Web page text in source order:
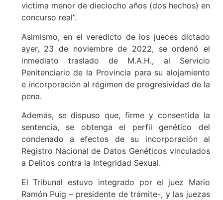
victima menor de dieciocho años (dos hechos) en
concurso real”.
Asimismo, en el veredicto de los jueces dictado
ayer, 23 de noviembre de 2022, se ordenó el
inmediato traslado de M.A.H., al Servicio
Penitenciario de la Provincia para su alojamiento
e incorporación al régimen de progresividad de la
pena.
Además, se dispuso que, firme y consentida la
sentencia, se obtenga el perfil genético del
condenado a efectos de su incorporación al
Registro Nacional de Datos Genéticos vinculados
a Delitos contra la Integridad Sexual.
El Tribunal estuvo integrado por el juez Mario
Ramón Puig – presidente de trámite-, y las juezas